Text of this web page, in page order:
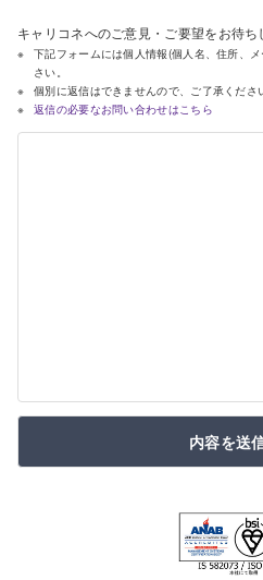
キャリコネへのご意見・ご要望をお待ち
下記フォームには個人情報(個人名、住所、
さい。
個別に返信はできませんので、ご了承くださ
返信の必要なお問い合わせはこちら
内容を送